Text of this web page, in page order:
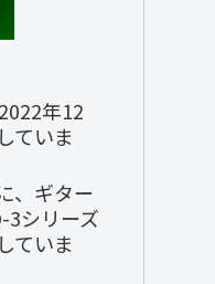
年12
ていま
、ギター
3シリーズ
ていま